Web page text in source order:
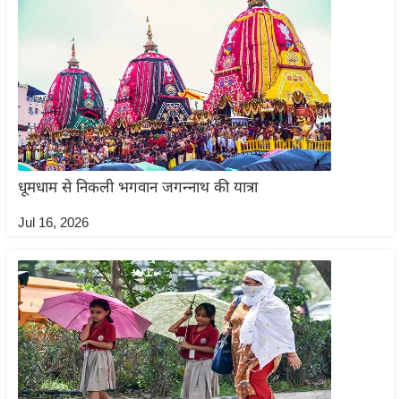
न्यू
ब्री
फ
म
नो
रं
न
ग
त
बॉ
ली
वु
धूमधाम से निकली भगवान जगन्नाथ की यात्रा
Jul 16, 2026